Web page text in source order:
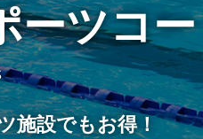
ーツコー
施設でもお得！